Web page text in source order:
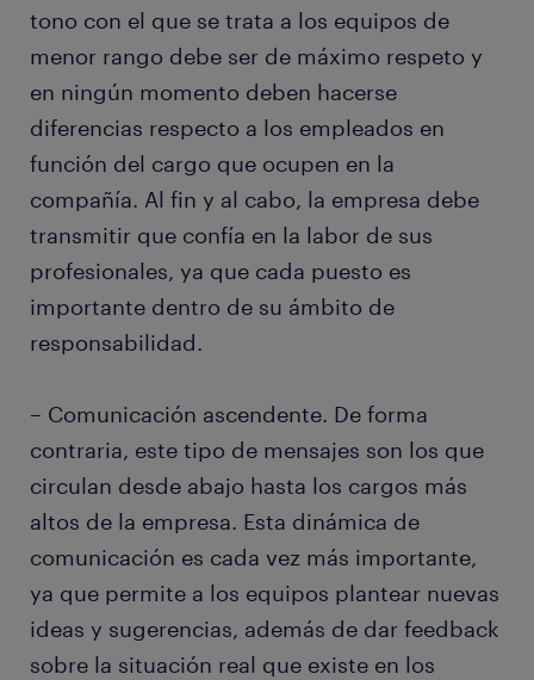
tono con el que se trata a los equipos de
menor rango debe ser de máximo respeto y
en ningún momento deben hacerse
diferencias respecto a los empleados en
función del cargo que ocupen en la
compañía. Al fin y al cabo, la empresa debe
transmitir que confía en la labor de sus
profesionales, ya que cada puesto es
importante dentro de su ámbito de
responsabilidad.
– Comunicación ascendente. De forma
contraria, este tipo de mensajes son los que
circulan desde abajo hasta los cargos más
altos de la empresa. Esta dinámica de
comunicación es cada vez más importante,
ya que permite a los equipos plantear nuevas
ideas y sugerencias, además de dar feedback
sobre la situación real que existe en los